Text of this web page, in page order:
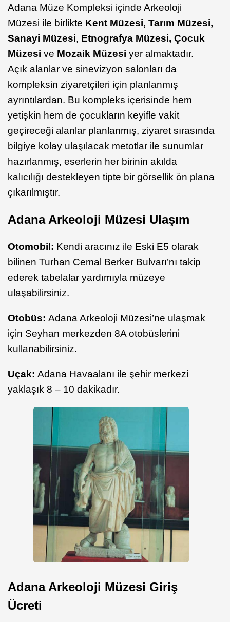
Adana Müze Kompleksi içinde Arkeoloji
Müzesi ile birlikte Kent Müzesi, Tarım Müzesi,
Sanayi Müzesi, Etnografya Müzesi, Çocuk
Müzesi ve Mozaik Müzesi yer almaktadır.
Açık alanlar ve sinevizyon salonları da
kompleksin ziyaretçileri için planlanmış
ayrıntılardan. Bu kompleks içerisinde hem
yetişkin hem de çocukların keyifle vakit
geçireceği alanlar planlanmış, ziyaret sırasında
bilgiye kolay ulaşılacak metotlar ile sunumlar
hazırlanmış, eserlerin her birinin akılda
kalıcılığı destekleyen tipte bir görsellik ön plana
çıkarılmıştır.
Adana Arkeoloji Müzesi Ulaşım
Otomobil: Kendi aracınız ile Eski E5 olarak
bilinen Turhan Cemal Berker Bulvarı’nı takip
ederek tabelalar yardımıyla müzeye
ulaşabilirsiniz.
Otobüs: Adana Arkeoloji Müzesi’ne ulaşmak
için Seyhan merkezden 8A otobüslerini
kullanabilirsiniz.
Uçak: Adana Havaalanı ile şehir merkezi
yaklaşık 8 – 10 dakikadır.
Adana Arkeoloji Müzesi Giriş
Ücreti